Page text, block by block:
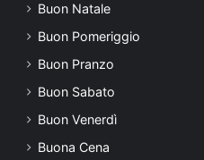
Buon Natale
Buon Pomeriggio
Buon Pranzo
Buon Sabato
Buon Venerdì
Buona Cena